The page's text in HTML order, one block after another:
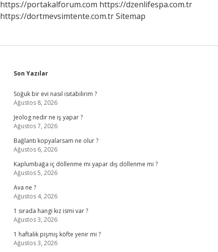
https://portakalforum.com https://dzenlifespa.com.tr
https://dortmevsimtente.com.trSitemap
Sidebar
Son Yazılar
Soğuk bir evi nasıl ısıtabilirim ?
Ağustos 8, 2026
Jeolog nedir ne iş yapar ?
Ağustos 7, 2026
Bağlantı kopyalarsam ne olur ?
Ağustos 6, 2026
Kaplumbağa iç döllenme mi yapar dış döllenme mi ?
Ağustos 5, 2026
Ava ne ?
Ağustos 4, 2026
1 sırada hangi kız ismi var ?
Ağustos 3, 2026
1 haftalık pişmiş köfte yenir mi ?
Ağustos 3, 2026